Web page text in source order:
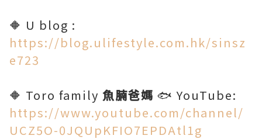
🔶 U blog :
https://blog.ulifestyle.com.hk/sinsz
e723
🔶 Toro family 魚腩爸媽 🐟 YouTube:
https://www.youtube.com/channel/
UCZ5O-0JQUpKFIO7EPDAtl1g